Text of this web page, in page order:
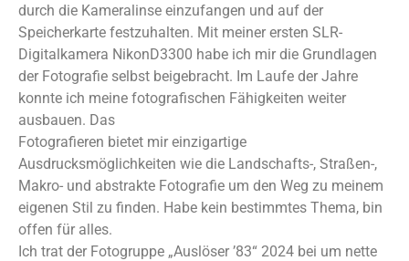
durch die Kameralinse einzufangen und auf der
Speicherkarte festzuhalten. Mit meiner ersten SLR-
Digitalkamera NikonD3300 habe ich mir die Grundlagen
der Fotografie selbst beigebracht. Im Laufe der Jahre
konnte ich meine fotografischen Fähigkeiten weiter
ausbauen. Das
Fotografieren bietet mir einzigartige
Ausdrucksmöglichkeiten wie die Landschafts-, Straßen-,
Makro- und abstrakte Fotografie um den Weg zu meinem
eigenen Stil zu finden. Habe kein bestimmtes Thema, bin
offen für alles.
Ich trat der Fotogruppe „Auslöser ’83“ 2024 bei um nette